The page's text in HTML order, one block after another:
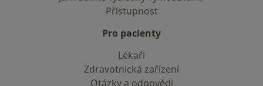
Přístupnost
Pro pacienty
Lékaři
Zdravotnická zařízení
Otázky a odpovědi